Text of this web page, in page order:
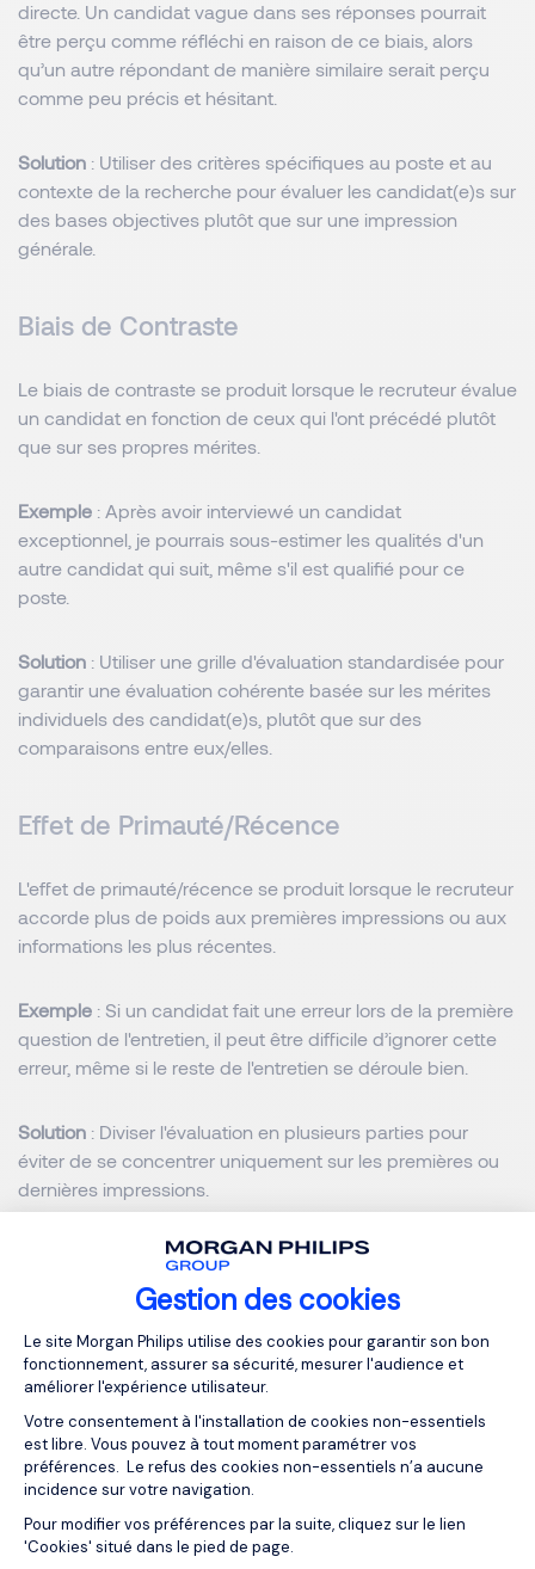
Gestion des cookies
Plateforme de Gestion du
Le site Morgan Philips utilise des cookies pour garantir son bon
fonctionnement, assurer sa sécurité, mesurer l'audience et
améliorer l'expérience utilisateur.
Votre consentement à l'installation de cookies non-essentiels
est libre. Vous pouvez à tout moment paramétrer vos
préférences. Le refus des cookies non-essentiels n’a aucune
incidence sur votre navigation.
Pour modifier vos préférences par la suite, cliquez sur le lien
'Cookies' situé dans le pied de page.
Axeptio consent
directe. Un candidat vague dans ses réponses pourrait
être perçu comme réfléchi en raison de ce biais, alors
qu’un autre répondant de manière similaire serait perçu
comme peu précis et hésitant.
Solution : Utiliser des critères spécifiques au poste et au
contexte de la recherche pour évaluer les candidat(e)s sur
des bases objectives plutôt que sur une impression
générale.
Biais de Contraste
Le biais de contraste se produit lorsque le recruteur évalue
un candidat en fonction de ceux qui l'ont précédé plutôt
que sur ses propres mérites.
Exemple : Après avoir interviewé un candidat
exceptionnel, je pourrais sous-estimer les qualités d'un
autre candidat qui suit, même s'il est qualifié pour ce
poste.
Solution : Utiliser une grille d'évaluation standardisée pour
garantir une évaluation cohérente basée sur les mérites
individuels des candidat(e)s, plutôt que sur des
comparaisons entre eux/elles.
Effet de Primauté/Récence
L'effet de primauté/récence se produit lorsque le recruteur
accorde plus de poids aux premières impressions ou aux
informations les plus récentes.
Exemple : Si un candidat fait une erreur lors de la première
question de l'entretien, il peut être difficile d’ignorer cette
erreur, même si le reste de l'entretien se déroule bien.
Solution : Diviser l'évaluation en plusieurs parties pour
éviter de se concentrer uniquement sur les premières ou
dernières impressions.
Effet de Démonstration
L'effet de démonstration se produit lorsque le recruteur est
influencé par le comportement ou les opinions des autres
membres de l'équipe de recrutement, en particulier ceux
en position de supériorité hiérarchique.
Exemple: Si un leader de l'équipe exprime une forte
être influencés pour soutenir cette opinion, même s'ils ont